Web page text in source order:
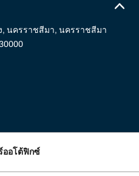
, นครราชสีมา, นครราชสีมา
ออโต้ฟิกซ์